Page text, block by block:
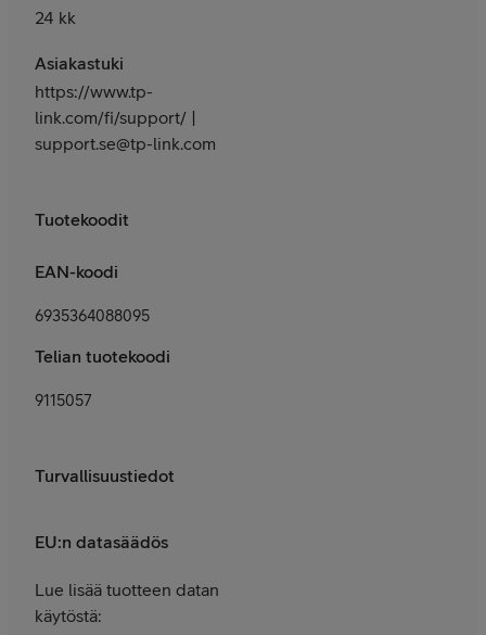
24 kk
Asiakastuki
https://www.tp-
link.com/fi/support/ |
support.se@tp-link.com
Tuotekoodit
EAN-koodi
6935364088095
Telian tuotekoodi
9115057
Turvallisuustiedot
EU:n datasäädös
Lue lisää tuotteen datan
käytöstä: